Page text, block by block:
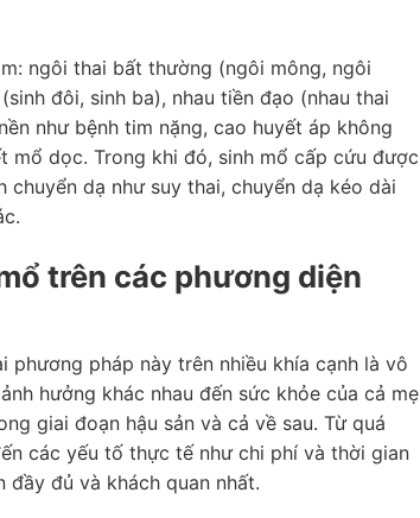
ngôi thai bất thường (ngôi mông, ngôi
đôi, sinh ba), nhau tiền đạo (nhau thai
như bệnh tim nặng, cao huyết áp không
dọc. Trong khi đó, sinh mổ cấp cứu được
dạ như suy thai, chuyển dạ kéo dài
trên các phương diện
phương pháp này trên nhiều khía cạnh là vô
hưởng khác nhau đến sức khỏe của cả mẹ
giai đoạn hậu sản và cả về sau. Từ quá
các yếu tố thực tế như chi phí và thời gian
đủ và khách quan nhất.